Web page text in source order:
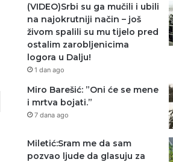
(VIDEO)Srbi su ga mučili i ubili
na najokrutniji način – još
živom spalili su mu tijelo pred
ostalim zarobljenicima
logora u Dalju!
1 dan ago
Miro Barešić: ”Oni će se mene
i mrtva bojati.”
7 dana ago
Miletić:Sram me da sam
pozvao ljude da glasuju za